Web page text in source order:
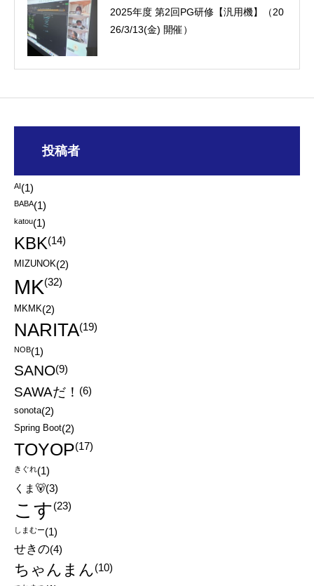
2025年度 第2回PG研修【汎用機】（20
26/3/13(金) 開催）
投稿者
AI (1)
BABA(1)
katou(1)
KBK(14)
MIZUNOK(2)
MK(32)
MKMK(2)
NARITA(19)
NOB(1)
SANO(9)
SAWAだ！ (6)
sonota(2)
Spring Boot(2)
TOYOP(17)
きぐれ(1)
くま🐻(3)
こす(23)
しまむー(1)
せきの(4)
ちゃんまん(10)